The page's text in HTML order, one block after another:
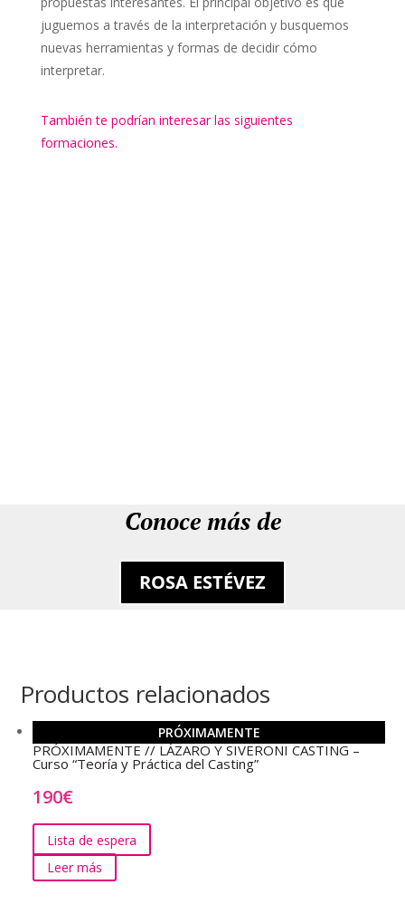
juguemos a través de la interpretación y busquemos
nuevas herramientas y formas de decidir cómo
interpretar.
También te podrían interesar las siguientes
formaciones.
Conoce más de
ROSA ESTÉVEZ
Productos relacionados
PRÓXIMAMENTE
PRÓXIMAMENTE // LÁZARO Y SIVERONI CASTING –
Curso “Teoría y Práctica del Casting”
190€
Lista de espera
Leer más